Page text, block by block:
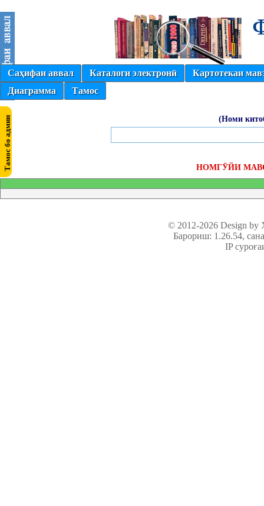
Саҳифаи аввал Каталоги электронӣ
Картотекаи
Диаграмма
Тамос
(Номи
НОМГӮЙИ
© 2012-2026 Design
Барориш: 1.26.54,
IP